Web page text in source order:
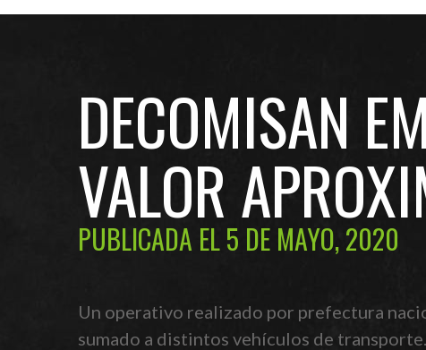
DECOMISAN
VALOR
PUBLICADA EL 5 DE MAYO, 2020
Un operativo realizado por prefectura
sumado a distintos vehículos de